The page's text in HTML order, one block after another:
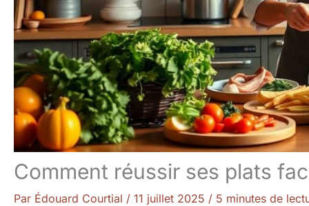
Comment réussir ses plats
Par Édouard Courtial / 11 juillet 2025 / 5 minutes de